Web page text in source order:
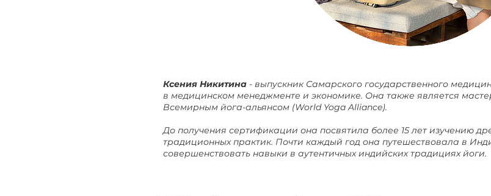
Ксения Никитина - выпускник Самарского государственного
в медицинском менеджменте и экономике. Она также является
Всемирным йога-альянсом (World Yoga Alliance).
До получения сертификации она посвятила более 15 лет изучению
традиционных практик. Почти каждый год она путешествовала в
совершенствовать навыки в аутентичных индийских традициях йоги.